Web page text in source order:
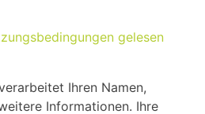
gelesen
Ihren Namen,
Informationen. Ihre